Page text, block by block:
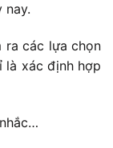
nay.
ra các lựa chọn
là xác định hợp